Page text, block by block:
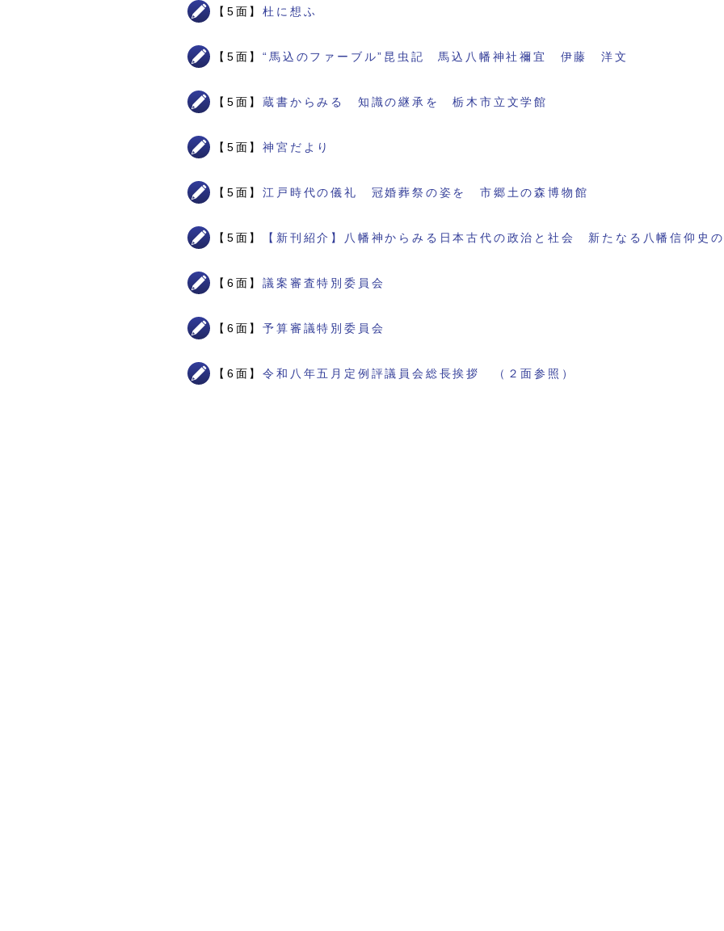
【5面】杜に想ふ
【5面】“馬込のファーブル”昆虫記 馬込八幡神社禰宜 伊藤 洋文
【5面】蔵書からみる 知識の継承を 栃木市立文学館
【5面】神宮だより
【5面】江戸時代の儀礼 冠婚葬祭の姿を 市郷土の森博物館
【5面】 【新刊紹介】八幡神からみる日本古代の政治と社会 新たなる八幡信仰史
【6面】議案審査特別委員会
【6面】予算審議特別委員会
【6面】令和八年五月定例評議員会総長挨拶 （２面参照）